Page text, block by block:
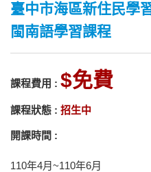
臺中市海區新住民學
閩南語學習課程
課程費用 : 免費
課程狀態 : 招生中
開課時間 :
110年4月~110年6月